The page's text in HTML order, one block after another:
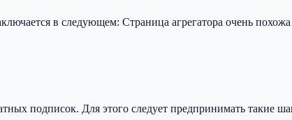
в следующем: Страница агрегатора очень
подписок. Для этого следует предпринимать такие